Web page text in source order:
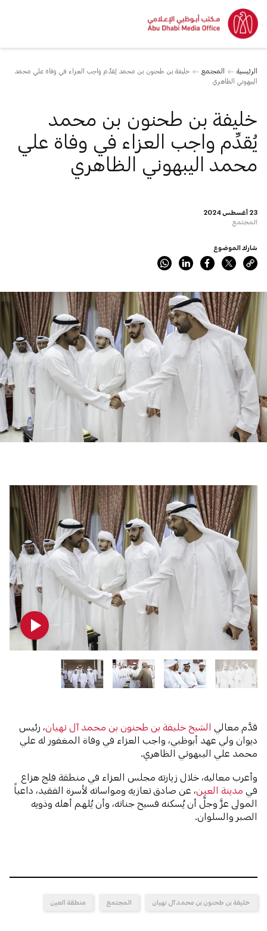
الرئيسية المجتمع
خليفة بن طحنون بن محمد يُقدِّم واجب العزاء في وفاة علي محمد
اليبهوني الظاهري
23 أغسطس 2024
المجتمع
خليفة بن طحنون بن محمد
يُقدِّم واجب العزاء في وفاة علي
محمد اليبهوني الظاهري
شارك الموضوع
قدَّم معالي الشيخ خليفة بن طحنون بن محمد آل نهيان، رئيس
ديوان ولي عهد أبوظبي، واجب العزاء في وفاة المغفور له علي
محمد علي اليبهوني الظاهري.
وأعرب معاليه، خلال زيارته مجلس العزاء في منطقة فلج هزاع
في مدينة العين، عن صادق تعازيه ومواساته لأسرة الفقيد، داعياً
المولى عزَّ وجلَّ أن يُسكنه فسيح جناته، وأن يُلهم أهله وذويه
الصبر والسلوان.
خليفة بن طحنون بن محمد آل نهيان المجتمع منطقة العين